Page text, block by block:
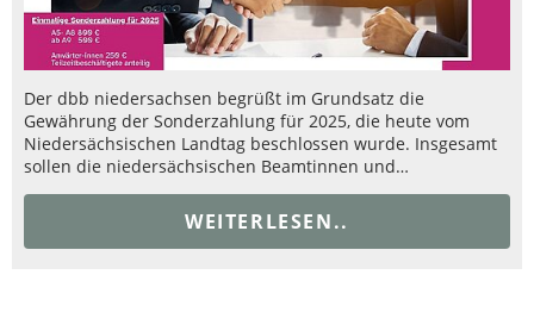
Der dbb niedersachsen begrüßt im Grundsatz die
Gewährung der Sonderzahlung für 2025, die heute vom
Niedersächsischen Landtag beschlossen wurde. Insgesamt
sollen die niedersächsischen Beamtinnen und…
WEITERLESEN..